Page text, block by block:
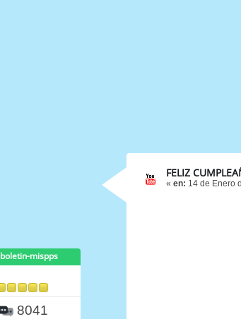
boletin-mispps
8041
FELIZ
« en: 14 de Enero